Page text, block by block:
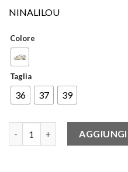
NINALILOU
Colore
Taglia
36 37 39
NINALILOU 351102